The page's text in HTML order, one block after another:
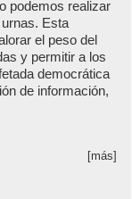
podemos realizar
Esta
el peso del
y permitir a los
democrática
de información,
[más]